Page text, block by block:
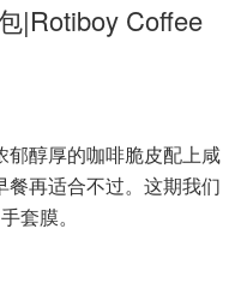
|Rotiboy Coffee
郁醇厚的咖啡脆皮配上咸
再适合不过。这期我们
套膜。